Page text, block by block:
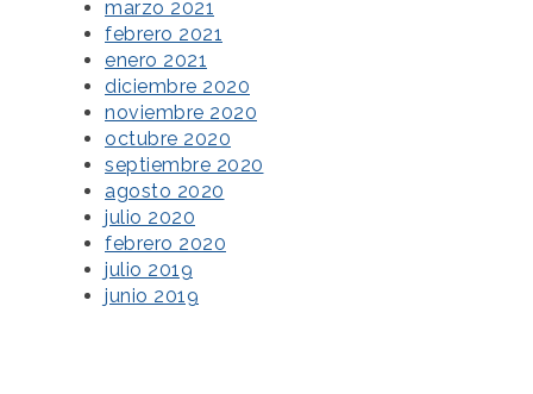
marzo 2021
febrero 2021
enero 2021
diciembre 2020
noviembre 2020
octubre 2020
septiembre 2020
agosto 2020
julio 2020
febrero 2020
julio 2019
junio 2019